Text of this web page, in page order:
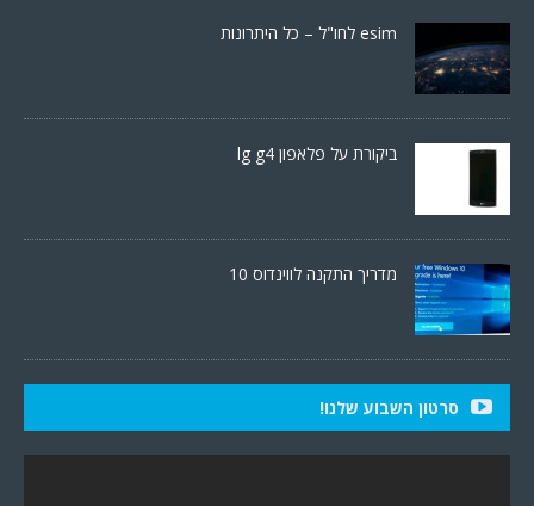
esim לחו"ל – כל היתרונות
ביקורת על פלאפון lg g4
מדריך התקנה לווינדוס 10
סרטון השבוע שלנו!